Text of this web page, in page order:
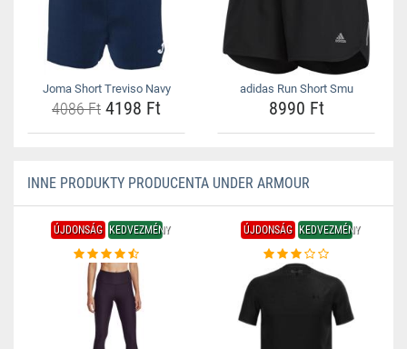
Joma Short Treviso Navy
4086 Ft 4198 Ft
adidas Run Short Smu
8990 Ft
INNE PRODUKTY PRODUCENTA UNDER ARMOUR
ÚJDONSÁG KEDVEZMÉNY ÚJDONSÁG KEDVEZMÉNY